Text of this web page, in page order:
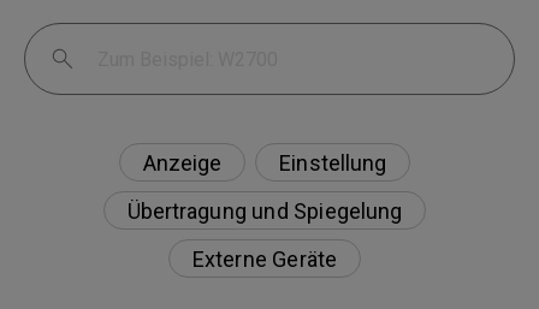
Anzeige
Einstellung
Übertragung und Spiegelung
Externe Geräte